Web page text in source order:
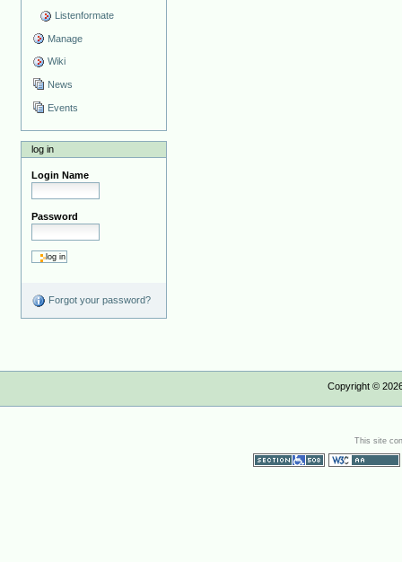
Listenformate
Manage
Wiki
News
Events
log in
Login Name
Password
Forgot your password?
Copyright ©
This site